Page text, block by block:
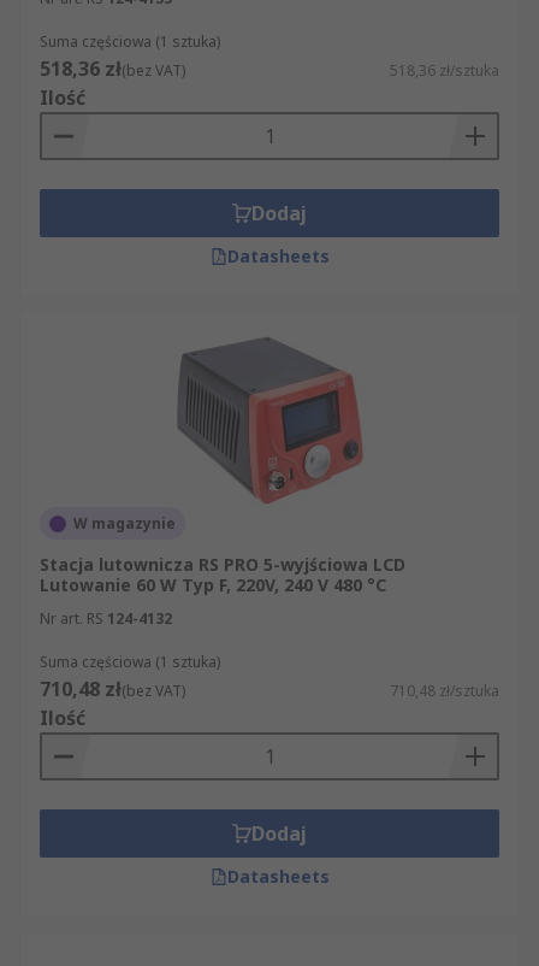
Suma częściowa (1 sztuka)
518,36 zł(bez VAT) 518,36 zł/sztuka
Ilość
Dodaj
Datasheets
W magazynie
Stacja lutownicza RS PRO 5-wyjściowa LCD
Lutowanie 60 W Typ F, 220V, 240 V 480 °C
Nr art. RS 124-4132
Suma częściowa (1 sztuka)
710,48 zł(bez VAT) 710,48 zł/sztuka
Ilość
Dodaj
Datasheets